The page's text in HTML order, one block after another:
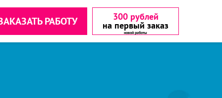
РАБОТУ 300 рублей
на первый заказ